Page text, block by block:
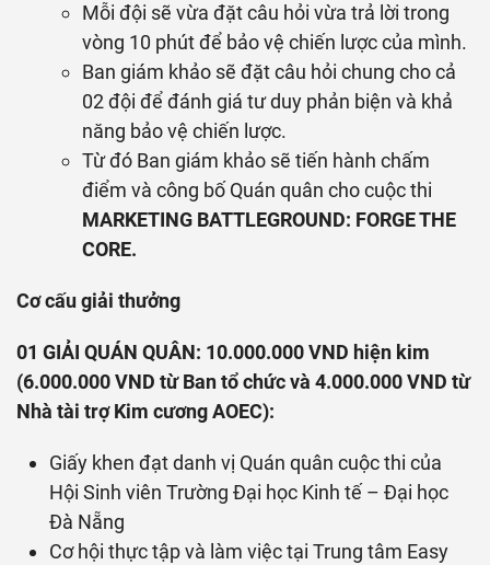
Mỗi đội sẽ vừa đặt câu hỏi vừa trả lời trong
vòng 10 phút để bảo vệ chiến lược của mình.
Ban giám khảo sẽ đặt câu hỏi chung cho cả
02 đội để đánh giá tư duy phản biện và khả
năng bảo vệ chiến lược.
Từ đó Ban giám khảo sẽ tiến hành chấm
điểm và công bố Quán quân cho cuộc thi
MARKETING BATTLEGROUND: FORGE THE
CORE.
Cơ cấu giải thưởng
01 GIẢI QUÁN QUÂN: 10.000.000 VND hiện kim
(6.000.000 VND từ Ban tổ chức và 4.000.000 VND từ
Nhà tài trợ Kim cương AOEC):
Giấy khen đạt danh vị Quán quân cuộc thi của
Hội Sinh viên Trường Đại học Kinh tế – Đại học
Đà Nẵng
Cơ hội thực tập và làm việc tại Trung tâm Easy